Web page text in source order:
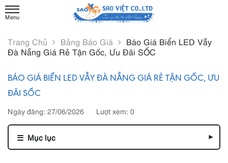
Trang Chủ Bảng Báo Giá
Báo Giá Biển LED Vẫy
Đà Nẵng Giá Rẻ Tận Gốc, Ưu Đãi SỐC
BÁO GIÁ BIỂN LED VẪY ĐÀ NẴNG GIÁ RẺ TẬN GỐC, ƯU
ĐÃI SỐC
Ngày đăng: 27/06/2026 Lượt xem: 0
☰ Mục lục ▾